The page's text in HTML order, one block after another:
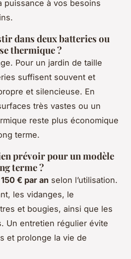
puissance à vos besoins
dans deux batteries ou
thermique ?
Pour un jardin de taille
suffisent souvent et
et silencieuse. En
très vastes ou un
reste plus économique
terme.
prévoir pour un modèle
terme ?
€ par an selon l’utilisation.
les vidanges, le
et bougies, ainsi que les
Un entretien régulier évite
et prolonge la vie de